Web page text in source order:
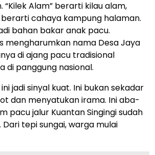
Alam” berarti kilau alam,
berarti cahaya kampung halaman.
bahan bakar anak pacu.
mengharumkan nama Desa Jaya
di ajang pacu tradisional
di panggung nasional.
jadi sinyal kuat. Ini bukan sekadar
dan menyatukan irama. Ini aba-
pacu jalur Kuantan Singingi sudah
tepi sungai, warga mulai